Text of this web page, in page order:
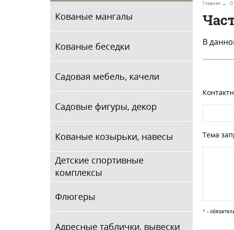
Кованые мангалы
Кованые беседки
Садовая мебель, качели
Садовые фигуры, декор
Кованые козырьки, навесы
Детские спортивные
комплексы
Флюгеры
Адресные таблички, вывески
Главная О
В
Тема
* -